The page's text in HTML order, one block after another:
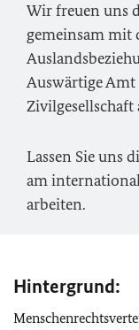
Wir freuen uns
gemeinsam
Auswärtige
Zivilgesellschaft
Lassen Sie uns
am
arbeiten.
Hintergrund: